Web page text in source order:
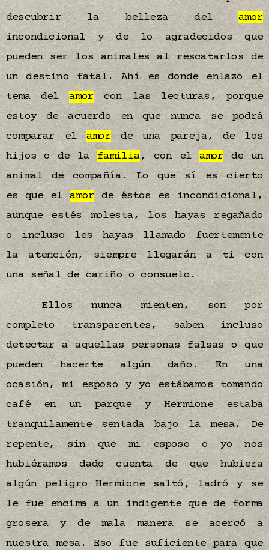
descubrir la belleza delamor
incondicional y de lo agradecidos que
pueden ser los animales al rescatarlos de
un destino fatal. Ahí es donde enlazo el
tema delamor con las lecturas, porque
estoy de acuerdo en que nunca se podrá
comparar el amorde una pareja, de los
hijos o de lafamilia, con elamor de un
animal de compañía. Lo que sí es cierto
es que elamorde éstos es incondicional,
aunque estés molesta, los hayas regañado
o incluso les hayas llamado fuertemente
la atención, siempre llegarán a ti con
una señal de cariño o consuelo.
Ellos nunca mienten, son por
completo transparentes, saben incluso
detectar a aquellas personas falsas o que
pueden hacerte algún daño. En una
ocasión, mi esposo y yo estábamos tomando
café en un parque y Hermione estaba
tranquilamente sentada bajo la mesa. De
repente, sin que mi esposo o yo nos
hubiéramos dado cuenta de que hubiera
algún peligro Hermione saltó, ladró y se
le fue encima a un indigente que de forma
grosera y de mala manera se acercó a
nuestra mesa. Eso fue suficiente para que